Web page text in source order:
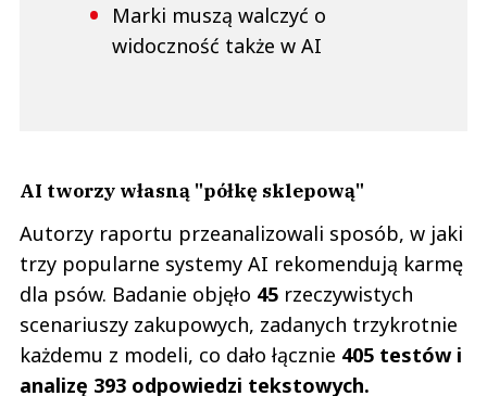
Marki muszą walczyć o
widoczność także w AI
AI tworzy własną "półkę sklepową"
Autorzy raportu przeanalizowali sposób, w jaki
trzy popularne systemy AI rekomendują karmę
dla psów. Badanie objęło 45 rzeczywistych
scenariuszy zakupowych, zadanych trzykrotnie
każdemu z modeli, co dało łącznie 405 testów i
analizę 393 odpowiedzi tekstowych.